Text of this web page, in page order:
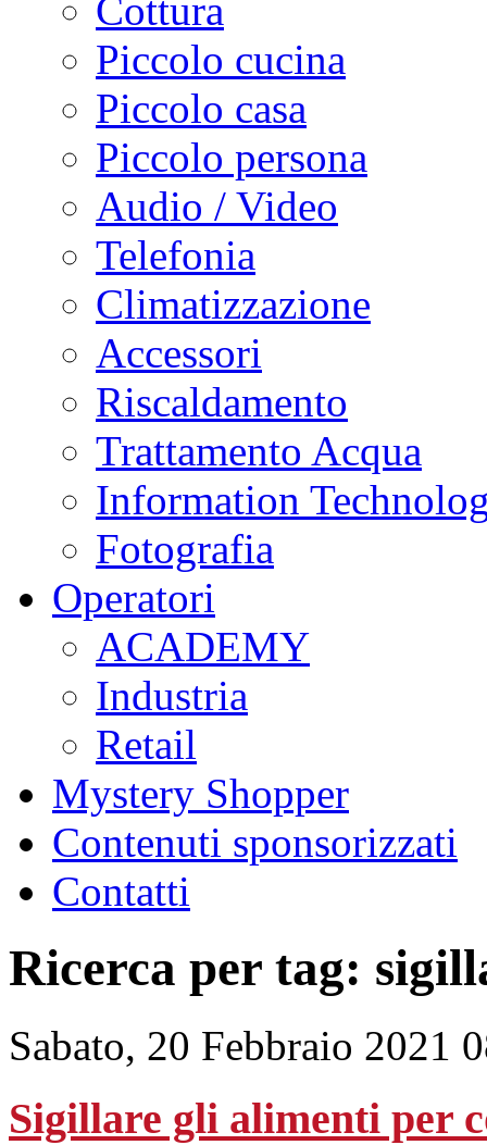
Cottura
Piccolo cucina
Piccolo casa
Piccolo persona
Audio / Video
Telefonia
Climatizzazione
Accessori
Riscaldamento
Trattamento Acqua
Information
Fotografia
Operatori
ACADEMY
Industria
Retail
Mystery Shopper
Contenuti sponsorizzati
Contatti
Ricerca per tag:
Sabato, 20 Febbraio 2021
Sigillare gli alimenti per